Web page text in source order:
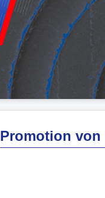
Promotion von